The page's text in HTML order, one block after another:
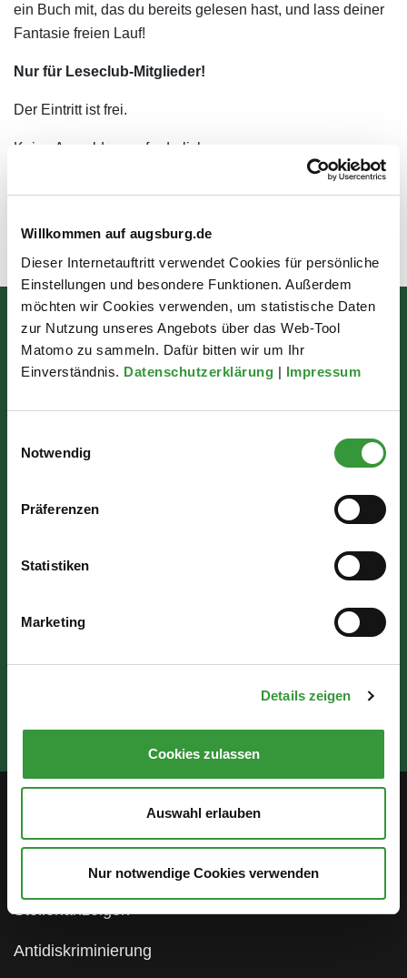
Willkommen auf augsburg.de
Dieser Internetauftritt verwendet Cookies für persönliche
Einstellungen und besondere Funktionen. Außerdem
möchten wir Cookies verwenden, um statistische Daten
zur Nutzung unseres Angebots über das Web-Tool
Matomo zu sammeln. Dafür bitten wir um Ihr
Einverständnis. Datenschutzerklärung | Impressum
Notwendig
Präferenzen
Statistiken
Marketing
Details zeigen
Cookies zulassen
Auswahl erlauben
Nur notwendige Cookies verwenden
ein Buch mit, das du bereits gelesen hast, und lass deiner
Fantasie freien Lauf!
Nur für Leseclub-Mitglieder!
Der Eintritt ist frei.
Keine Anmeldung erforderlich.
Öffentlichkeitsbeteiligung
Stellenanzeigen
Antidiskriminierung
Bürgerinformation
Rathausplatz 1
Wir sind für Sie da:
Fr: 07:30 - 12:00 Uhr